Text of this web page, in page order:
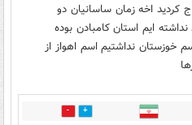
کردید اخه زمان ساسانیان دو
ایم استان کامبادن بوده
خوزستان نداشتیم اسم اهواز از
5